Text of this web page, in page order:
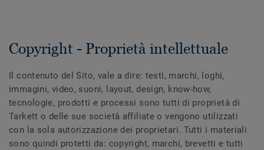
Copyright - Proprietà intellettuale
Il contenuto del Sito, vale a dire: testi, marchi, loghi,
immagini, video, suoni, layout, design, know-how,
tecnologie, prodotti e processi sono tutti di proprietà di
Tarkett o delle sue società affiliate o vengono utilizzati
con la sola autorizzazione dei proprietari. Tutti i materiali
sono quindi protetti da: copyright, marchi, brevetti e tutti